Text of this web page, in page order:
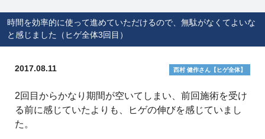
時間を効率的に使って進めていただけるので、無駄がなくてよいな
と感じました（ヒゲ全体3回目）
2017.08.11 西村 健作さん【ヒゲ全体】
2回目からかなり期間が空いてしまい、前回施術を受け
る前に感じていたよりも、ヒゲの伸びを感じていまし
た。